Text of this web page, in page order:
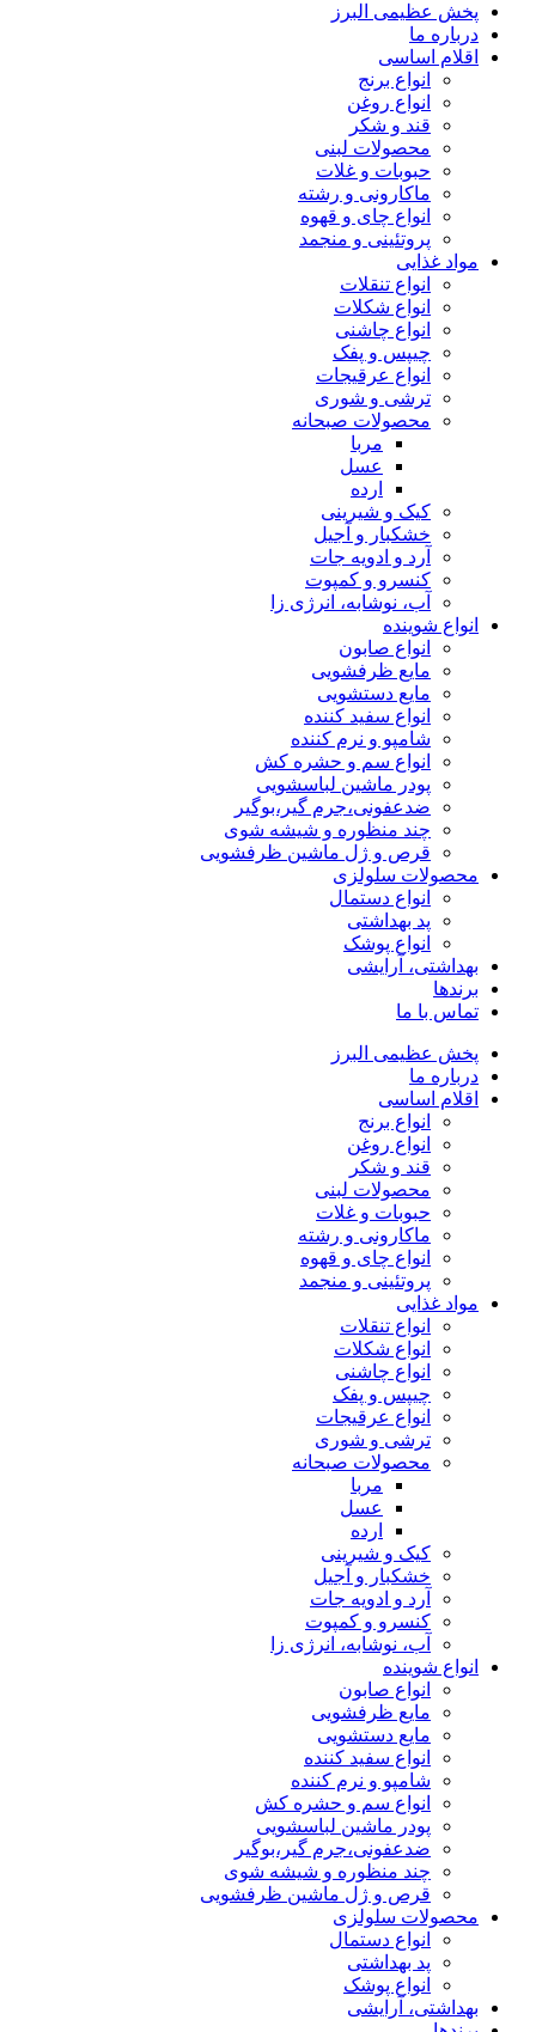
پخش عظیمی البرز
درباره ما
اقلام اساسی
انواع برنج
انواع روغن
قند و شکر
محصولات لبنی
حبوبات و غلات
ماکارونی و رشته
انواع چای و قهوه
پروتئینی و منجمد
مواد غذایی
انواع تنقلات
انواع شکلات
انواع چاشنی
چیپس و پفک
انواع عرقیجات
ترشی و شوری
محصولات صبحانه
مربا
عسل
ارده
کیک و شیرینی
خشکبار و آجیل
آرد و ادویه جات
کنسرو و کمپوت
آب، نوشابه، انرژی زا
انواع شوینده
انواع صابون
مایع ظرفشویی
مایع دستشویی
انواع سفید کننده
شامپو و نرم کننده
انواع سم و حشره کش
پودر ماشین لباسشویی
ضدعفونی،جرم گیر،بوگیر
چند منظوره و شیشه شوی
قرص و ژل ماشین ظرفشویی
محصولات سلولزی
انواع دستمال
پد بهداشتی
انواع پوشک
بهداشتی، آرایشی
برندها
تماس با ما
پخش عظیمی البرز
درباره ما
اقلام اساسی
انواع برنج
انواع روغن
قند و شکر
محصولات لبنی
حبوبات و غلات
ماکارونی و رشته
انواع چای و قهوه
پروتئینی و منجمد
مواد غذایی
انواع تنقلات
انواع شکلات
انواع چاشنی
چیپس و پفک
انواع عرقیجات
ترشی و شوری
محصولات صبحانه
مربا
عسل
ارده
کیک و شیرینی
خشکبار و آجیل
آرد و ادویه جات
کنسرو و کمپوت
آب، نوشابه، انرژی زا
انواع شوینده
انواع صابون
مایع ظرفشویی
مایع دستشویی
انواع سفید کننده
شامپو و نرم کننده
انواع سم و حشره کش
پودر ماشین لباسشویی
ضدعفونی،جرم گیر،بوگیر
چند منظوره و شیشه شوی
قرص و ژل ماشین ظرفشویی
محصولات سلولزی
انواع دستمال
پد بهداشتی
انواع پوشک
بهداشتی، آرایشی